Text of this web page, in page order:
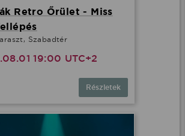
Retro Őrület - Miss
Szabadtér
19:00 UTC+2
Részletek